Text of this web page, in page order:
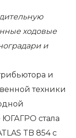
ходовые
и
и
техники
стала
TB 854 с